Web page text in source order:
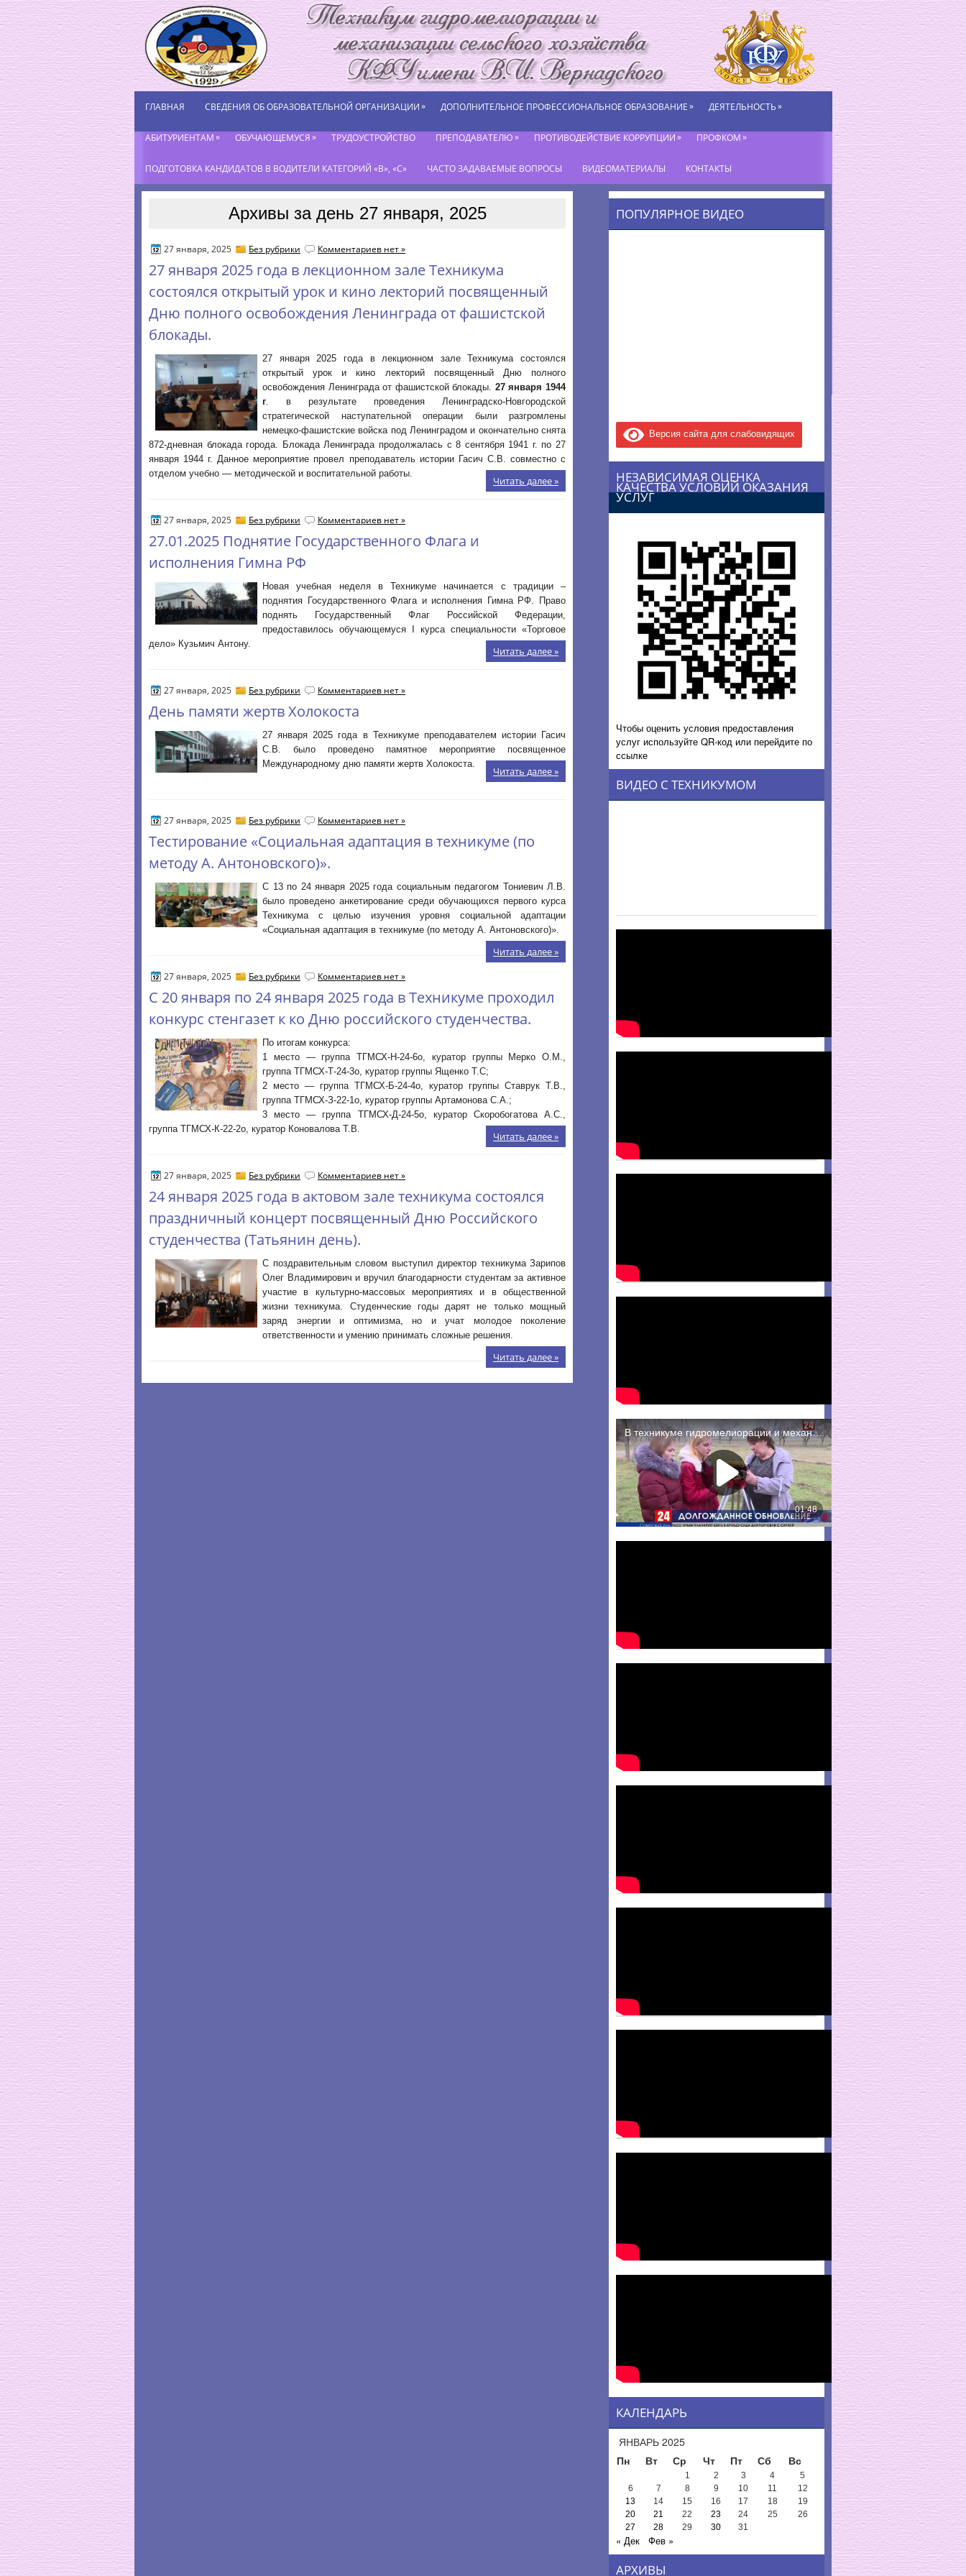
ГЛАВНАЯ СВЕДЕНИЯ ОБ ОБРАЗОВАТЕЛЬНОЙ ОРГАНИЗАЦИИ» ДОПОЛНИТЕЛЬНОЕ ПРОФЕССИОНАЛЬНОЕ ОБРАЗОВАНИЕ» ДЕЯТЕЛЬНОСТЬ»
АБИТУРИЕНТАМ» ОБУЧАЮЩЕМУСЯ» ТРУДОУСТРОЙСТВО ПРЕПОДАВАТЕЛЮ» ПРОТИВОДЕЙСТВИЕ КОРРУПЦИИ» ПРОФКОМ»
ПОДГОТОВКА КАНДИДАТОВ В ВОДИТЕЛИ КАТЕГОРИЙ «В», «С» ЧАСТО ЗАДАВАЕМЫЕ ВОПРОСЫ ВИДЕОМАТЕРИАЛЫ КОНТАКТЫ
Архивы за день 27 января, 2025
27 января, 2025 Без рубрики Комментариев нет »
27 января 2025 года в лекционном зале Техникума
состоялся открытый урок и кино лекторий посвященный
Дню полного освобождения Ленинграда от фашистской
блокады.
27 января 2025 года в лекционном зале Техникума состоялся
открытый урок и кино лекторий посвященный Дню полного
освобождения Ленинграда от фашистской блокады. 27 января 1944
г. в результате проведения Ленинградско-Новгородской
стратегической наступательной операции были разгромлены
немецко-фашистские войска под Ленинградом и окончательно снята
872-дневная блокада города. Блокада Ленинграда продолжалась с 8 сентября 1941 г. по 27
января 1944 г. Данное мероприятие провел преподаватель истории Гасич С.В. совместно с
отделом учебно — методической и воспитательной работы.
Читать далее »
27 января, 2025 Без рубрики Комментариев нет »
27.01.2025 Поднятие Государственного Флага и
исполнения Гимна РФ
Новая учебная неделя в Техникуме начинается с традиции –
поднятия Государственного Флага и исполнения Гимна РФ. Право
поднять Государственный Флаг Российской Федерации,
предоставилось обучающемуся I курса специальности «Торговое
дело» Кузьмич Антону.
Читать далее »
27 января, 2025 Без рубрики Комментариев нет »
День памяти жертв Холокоста
27 января 2025 года в Техникуме преподавателем истории Гасич
С.В. было проведено памятное мероприятие посвященное
Международному дню памяти жертв Холокоста.
Читать далее »
27 января, 2025 Без рубрики Комментариев нет »
Тестирование «Социальная адаптация в техникуме (по
методу А. Антоновского)».
С 13 по 24 января 2025 года социальным педагогом Тониевич Л.В.
было проведено анкетирование среди обучающихся первого курса
Техникума с целью изучения уровня социальной адаптации
«Социальная адаптация в техникуме (по методу А. Антоновского)».
Читать далее »
27 января, 2025 Без рубрики Комментариев нет »
С 20 января по 24 января 2025 года в Техникуме проходил
конкурс стенгазет к ко Дню российского студенчества.
По итогам конкурса:
1 место — группа ТГМСХ-Н-24-6о, куратор группы Мерко О.М.,
группа ТГМСХ-Т-24-3о, куратор группы Ященко Т.С;
2 место — группа ТГМСХ-Б-24-4о, куратор группы Ставрук Т.В.,
группа ТГМСХ-З-22-1о, куратор группы Артамонова С.А.;
3 место — группа ТГМСХ-Д-24-5о, куратор Скоробогатова А.С.,
группа ТГМСХ-К-22-2о, куратор Коновалова Т.В.
Читать далее »
27 января, 2025 Без рубрики Комментариев нет »
24 января 2025 года в актовом зале техникума состоялся
праздничный концерт посвященный Дню Российского
студенчества (Татьянин день).
С поздравительным словом выступил директор техникума Зарипов
Олег Владимирович и вручил благодарности студентам за активное
участие в культурно-массовых мероприятиях и в общественной
жизни техникума. Студенческие годы дарят не только мощный
заряд энергии и оптимизма, но и учат молодое поколение
ответственности и умению принимать сложные решения.
Читать далее »
ПОПУЛЯРНОЕ ВИДЕО
Версия сайта для слабовидящих
НЕЗАВИСИМАЯ ОЦЕНКА
КАЧЕСТВА УСЛОВИЙ ОКАЗАНИЯ
УСЛУГ
Чтобы оценить условия предоставления
услуг используйте QR-код или перейдите по
ссылке
ВИДЕО С ТЕХНИКУМОМ
КАЛЕНДАРЬ
ЯНВАРЬ 2025
Пн
Вт Ср Чт Пт Сб Вс
1 2 3 4
5
6
7 8 9 10 11
12
13
14 15 16 17 18
19
20
21 22 23 24 25
26
27
28 29 30 31
« Дек Фев »
АРХИВЫ